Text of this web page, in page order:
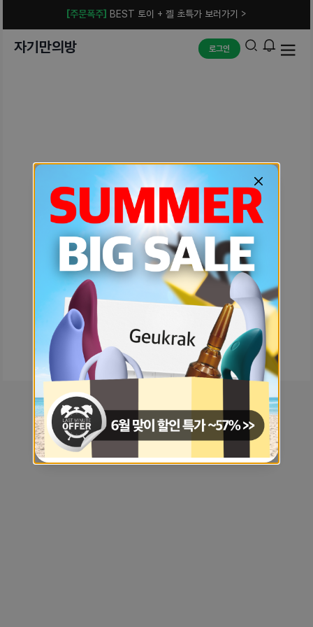
[주문폭주] BEST 토이 + 젤 초특가 보러가기 >
자기만의방 로그인
예상치 못한 에러입니다.